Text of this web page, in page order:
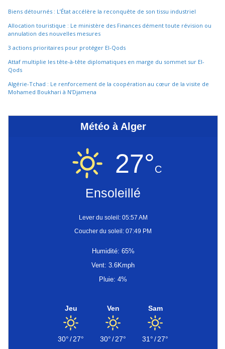
Biens détournés : L’État accélère la reconquête de son tissu industriel
Allocation touristique : Le ministère des Finances dément toute révision ou
annulation des nouvelles mesures
3 actions prioritaires pour protéger El-Qods
Attaf multiplie les tête-à-tête diplomatiques en marge du sommet sur El-
Qods
Algérie-Tchad : Le renforcement de la coopération au cœur de la visite de
Mohamed Boukhari à N’Djamena
Météo à Alger
27°C
Ensoleillé
Lever du soleil: 05:57 AM
Coucher du soleil: 07:49 PM
Humidité: 65%
Vent: 3.6Kmph
Pluie: 4%
Jeu
30°/27°
Ven
30°/27°
Sam
31°/27°